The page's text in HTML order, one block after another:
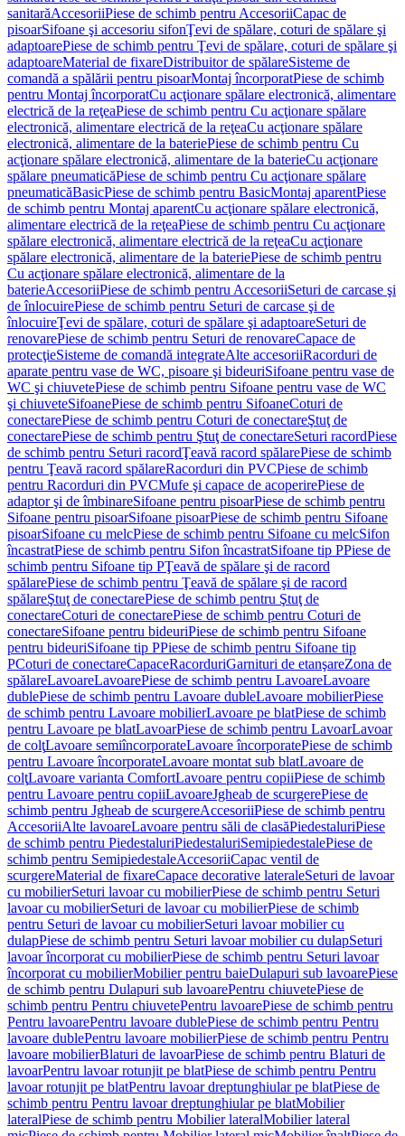
sanitarăAccesoriiPiese de schimb pentru AccesoriiCapac de
pisoarSifoane şi accesoriu sifonŢevi de spălare, coturi de spălare şi
adaptoarePiese de schimb pentru Ţevi de spălare, coturi de spălare şi
adaptoareMaterial de fixareDistribuitor de spălareSisteme de
comandă a spălării pentru pisoarMontaj încorporatPiese de schimb
pentru Montaj încorporatCu acţionare spălare electronică, alimentare
electrică de la reţeaPiese de schimb pentru Cu acţionare spălare
electronică, alimentare electrică de la reţeaCu acţionare spălare
electronică, alimentare de la bateriePiese de schimb pentru Cu
acţionare spălare electronică, alimentare de la baterieCu acţionare
spălare pneumaticăPiese de schimb pentru Cu acţionare spălare
pneumaticăBasicPiese de schimb pentru BasicMontaj aparentPiese
de schimb pentru Montaj aparentCu acţionare spălare electronică,
alimentare electrică de la reţeaPiese de schimb pentru Cu acţionare
spălare electronică, alimentare electrică de la reţeaCu acţionare
spălare electronică, alimentare de la bateriePiese de schimb pentru
Cu acţionare spălare electronică, alimentare de la
baterieAccesoriiPiese de schimb pentru AccesoriiSeturi de carcase şi
de înlocuirePiese de schimb pentru Seturi de carcase şi de
înlocuireŢevi de spălare, coturi de spălare şi adaptoareSeturi de
renovarePiese de schimb pentru Seturi de renovareCapace de
protecţieSisteme de comandă integrateAlte accesoriiRacorduri de
aparate pentru vase de WC, pisoare şi bideuriSifoane pentru vase de
WC şi chiuvetePiese de schimb pentru Sifoane pentru vase de WC
şi chiuveteSifoanePiese de schimb pentru SifoaneCoturi de
conectarePiese de schimb pentru Coturi de conectareŞtuţ de
conectarePiese de schimb pentru Ştuţ de conectareSeturi racordPiese
de schimb pentru Seturi racordŢeavă racord spălarePiese de schimb
pentru Ţeavă racord spălareRacorduri din PVCPiese de schimb
pentru Racorduri din PVCMufe şi capace de acoperirePiese de
adaptor şi de îmbinareSifoane pentru pisoarPiese de schimb pentru
Sifoane pentru pisoarSifoane pisoarPiese de schimb pentru Sifoane
pisoarSifoane cu melcPiese de schimb pentru Sifoane cu melcSifon
încastratPiese de schimb pentru Sifon încastratSifoane tip PPiese de
schimb pentru Sifoane tip PŢeavă de spălare şi de racord
spălarePiese de schimb pentru Ţeavă de spălare şi de racord
spălareŞtuţ de conectarePiese de schimb pentru Ştuţ de
conectareCoturi de conectarePiese de schimb pentru Coturi de
conectareSifoane pentru bideuriPiese de schimb pentru Sifoane
pentru bideuriSifoane tip PPiese de schimb pentru Sifoane tip
PCoturi de conectareCapaceRacorduriGarnituri de etanşareZona de
spălareLavoareLavoarePiese de schimb pentru LavoareLavoare
dublePiese de schimb pentru Lavoare dubleLavoare mobilierPiese
de schimb pentru Lavoare mobilierLavoare pe blatPiese de schimb
pentru Lavoare pe blatLavoarPiese de schimb pentru LavoarLavoar
de colţLavoare semiîncorporateLavoare încorporatePiese de schimb
pentru Lavoare încorporateLavoare montat sub blatLavoare de
colţLavoare varianta ComfortLavoare pentru copiiPiese de schimb
pentru Lavoare pentru copiiLavoareJgheab de scurgerePiese de
schimb pentru Jgheab de scurgereAccesoriiPiese de schimb pentru
AccesoriiAlte lavoareLavoare pentru săli de clasăPiedestaluriPiese
de schimb pentru PiedestaluriPiedestaluriSemipiedestalePiese de
schimb pentru SemipiedestaleAccesoriiCapac ventil de
scurgereMaterial de fixareCapace decorative lateraleSeturi de lavoar
cu mobilierSeturi lavoar cu mobilierPiese de schimb pentru Seturi
lavoar cu mobilierSeturi de lavoar cu mobilierPiese de schimb
pentru Seturi de lavoar cu mobilierSeturi lavoar mobilier cu
dulapPiese de schimb pentru Seturi lavoar mobilier cu dulapSeturi
lavoar încorporat cu mobilierPiese de schimb pentru Seturi lavoar
încorporat cu mobilierMobilier pentru baieDulapuri sub lavoarePiese
de schimb pentru Dulapuri sub lavoarePentru chiuvetePiese de
schimb pentru Pentru chiuvetePentru lavoarePiese de schimb pentru
Pentru lavoarePentru lavoare dublePiese de schimb pentru Pentru
lavoare dublePentru lavoare mobilierPiese de schimb pentru Pentru
lavoare mobilierBlaturi de lavoarPiese de schimb pentru Blaturi de
lavoarPentru lavoar rotunjit pe blatPiese de schimb pentru Pentru
lavoar rotunjit pe blatPentru lavoar dreptunghiular pe blatPiese de
schimb pentru Pentru lavoar dreptunghiular pe blatMobilier
lateralPiese de schimb pentru Mobilier lateralMobilier lateral